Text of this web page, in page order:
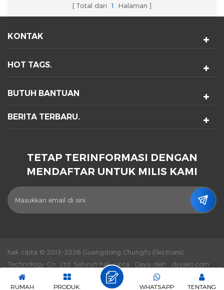
Total dari 1 Halaman
KONTAK
HOT TAGS.
BUTUH BANTUAN
BERITA TERBARU.
TETAP TERINFORMASI DENGAN
MENDAFTAR UNTUK MILIS KAMI
hak cipta © 2013-2026 Guangdong Chungfo Electronic
Technology Co., Ltd. Seluruh hak cipta.
Daya oleh : dyyseo.com
Sitemap. | Kebijakan Pribadi Jaringan IPv6 didukung
RUMAH PRODUK. TENTANG
WHATSAPP